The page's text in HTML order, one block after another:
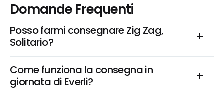
Domande Frequenti
Posso farmi consegnare Zig Zag,
Solitario?
Come funziona la consegna in
giornata di Everli?